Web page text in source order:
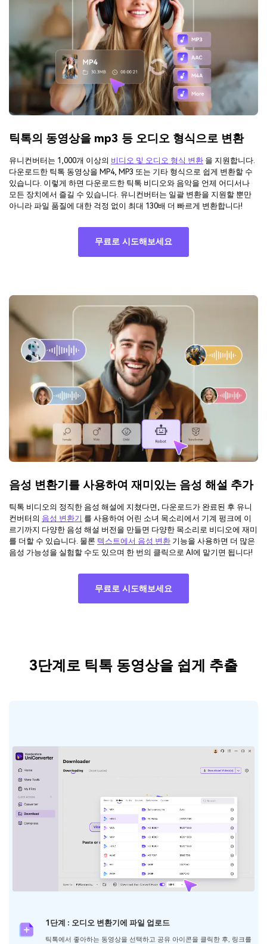
틱톡의 동영상을 mp3 등 오디오 형식으로 변환
유니컨버터는 1,000개 이상의 비디오 및 오디오 형식 변환 을 지원합니다.
다운로드한 틱톡 동영상을 MP4, MP3 또는 기타 형식으로 쉽게 변환할 수
있습니다. 이렇게 하면 다운로드한 틱톡 비디오와 음악을 언제 어디서나
모든 장치에서 즐길 수 있습니다. 유니컨버터는 일괄 변환을 지원할 뿐만
아니라 파일 품질에 대한 걱정 없이 최대 130배 더 빠르게 변환합니다!
무료로 시도해보세요
음성 변환기를 사용하여 재미있는 음성 해설 추가
틱톡 비디오의 정직한 음성 해설에 지쳤다면, 다운로드가 완료된 후 유니
컨버터의 음성 변환기 를 사용하여 어린 소녀 목소리에서 기계 펑크에 이
르기까지 다양한 음성 해설 버전을 만들면 다양한 목소리로 비디오에 재미
를 더할 수 있습니다. 물론 텍스트에서 음성 변환 기능을 사용하면 더 많은
음성 가능성을 실험할 수도 있으며 한 번의 클릭으로 AI에 맡기면 됩니다!
무료로 시도해보세요
3단계로 틱톡 동영상을 쉽게 추출
1단계 : 오디오 변환기에 파일 업로드
틱톡에서 좋아하는 동영상을 선택하고 공유 아이콘을 클릭한 후, 링크를